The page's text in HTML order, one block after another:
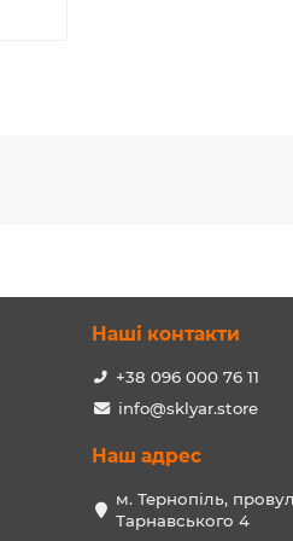
Наші контакти
+38 096 000 76 11
info@sklyar.store
Наш адрес
м. Тернопіль,
Тарнавського 4